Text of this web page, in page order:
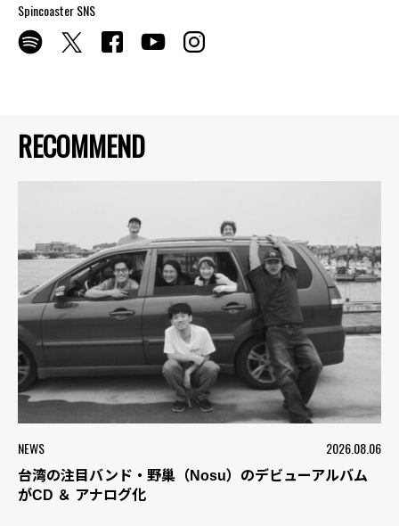
RECOMMEND
NEWS 2026.08.06
台湾の注目バンド・野巢（Nosu）のデビューアルバム
がCD ＆ アナログ化
Spincoaster SNS